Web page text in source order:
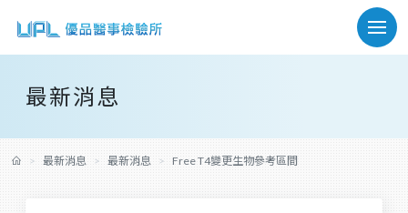
最新消息
最新消息 最新消息 Free T4變更生物參考區間